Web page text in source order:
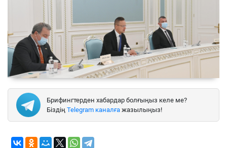
Брифингтерден хабардар болғыңыз келе ме?
Біздің Telegram каналға жазылыңыз!